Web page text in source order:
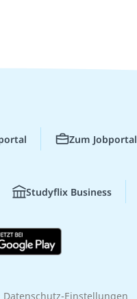
Zum Jobportal
Studyflix Business
Datenschutz-Einstellungen